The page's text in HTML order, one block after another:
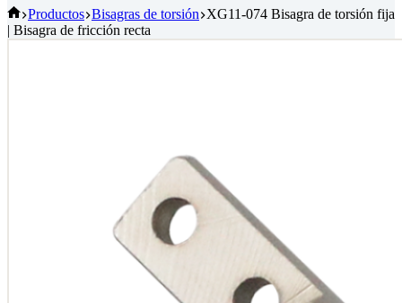
Inicio
Productos Bisagras de torsión XG11-074 Bisagra de torsión fija
| Bisagra de fricción recta